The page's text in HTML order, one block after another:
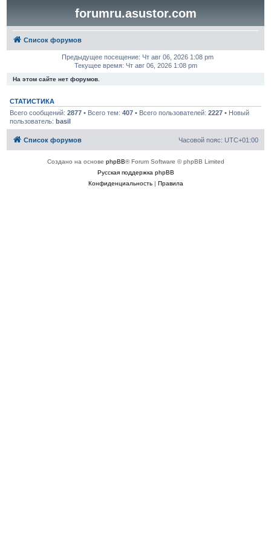
forumru.asustor.com
Список форумов
Предыдущее посещение: Чт авг 06, 2026 1:08 pm
Текущее время: Чт авг 06, 2026 1:08 pm
На этом сайте нет форумов.
СТАТИСТИКА
Всего сообщений: 2877• Всего тем: 407• Всего пользователей: 2227• Новый
пользователь: basil
Список форумов Часовой пояс: UTC+01:00
Создано на основе phpBB® Forum Software © phpBB Limited
Русская поддержка phpBB
Конфиденциальность| Правила